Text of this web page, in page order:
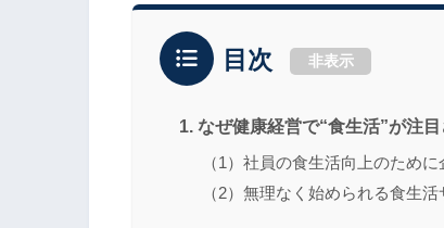
目次 非表示
1. なぜ健康経営で“食生活”が注
（1）社員の食生活向上のため
（2）無理なく始められる食生活